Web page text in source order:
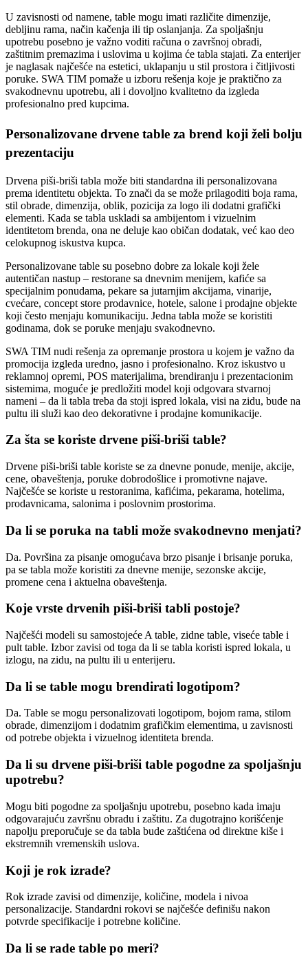
U zavisnosti od namene, table mogu imati različite dimenzije,
debljinu rama, način kačenja ili tip oslanjanja. Za spoljašnju
upotrebu posebno je važno voditi računa o završnoj obradi,
zaštitnim premazima i uslovima u kojima će tabla stajati. Za enterijer
je naglasak najčešće na estetici, uklapanju u stil prostora i čitljivosti
poruke. SWA TIM pomaže u izboru rešenja koje je praktično za
svakodnevnu upotrebu, ali i dovoljno kvalitetno da izgleda
profesionalno pred kupcima.
Personalizovane drvene table za brend koji želi bolju
prezentaciju
Drvena piši-briši tabla može biti standardna ili personalizovana
prema identitetu objekta. To znači da se može prilagoditi boja rama,
stil obrade, dimenzija, oblik, pozicija za logo ili dodatni grafički
elementi. Kada se tabla uskladi sa ambijentom i vizuelnim
identitetom brenda, ona ne deluje kao običan dodatak, već kao deo
celokupnog iskustva kupca.
Personalizovane table su posebno dobre za lokale koji žele
autentičan nastup – restorane sa dnevnim menijem, kafiće sa
specijalnim ponudama, pekare sa jutarnjim akcijama, vinarije,
cvećare, concept store prodavnice, hotele, salone i prodajne objekte
koji često menjaju komunikaciju. Jedna tabla može se koristiti
godinama, dok se poruke menjaju svakodnevno.
SWA TIM nudi rešenja za opremanje prostora u kojem je važno da
promocija izgleda uredno, jasno i profesionalno. Kroz iskustvo u
reklamnoj opremi, POS materijalima, brendiranju i prezentacionim
sistemima, moguće je predložiti model koji odgovara stvarnoj
nameni – da li tabla treba da stoji ispred lokala, visi na zidu, bude na
pultu ili služi kao deo dekorativne i prodajne komunikacije.
Za šta se koriste drvene piši-briši table?
Drvene piši-briši table koriste se za dnevne ponude, menije, akcije,
cene, obaveštenja, poruke dobrodošlice i promotivne najave.
Najčešće se koriste u restoranima, kafićima, pekarama, hotelima,
prodavnicama, salonima i poslovnim prostorima.
Da li se poruka na tabli može svakodnevno menjati?
Da. Površina za pisanje omogućava brzo pisanje i brisanje poruka,
pa se tabla može koristiti za dnevne menije, sezonske akcije,
promene cena i aktuelna obaveštenja.
Koje vrste drvenih piši-briši tabli postoje?
Najčešći modeli su samostojeće A table, zidne table, viseće table i
pult table. Izbor zavisi od toga da li se tabla koristi ispred lokala, u
izlogu, na zidu, na pultu ili u enterijeru.
Da li se table mogu brendirati logotipom?
Da. Table se mogu personalizovati logotipom, bojom rama, stilom
obrade, dimenzijom i dodatnim grafičkim elementima, u zavisnosti
od potrebe objekta i vizuelnog identiteta brenda.
Da li su drvene piši-briši table pogodne za spoljašnju
upotrebu?
Mogu biti pogodne za spoljašnju upotrebu, posebno kada imaju
odgovarajuću završnu obradu i zaštitu. Za dugotrajno korišćenje
napolju preporučuje se da tabla bude zaštićena od direktne kiše i
ekstremnih vremenskih uslova.
Koji je rok izrade?
Rok izrade zavisi od dimenzije, količine, modela i nivoa
personalizacije. Standardni rokovi se najčešće definišu nakon
potvrde specifikacije i potrebne količine.
Da li se rade table po meri?